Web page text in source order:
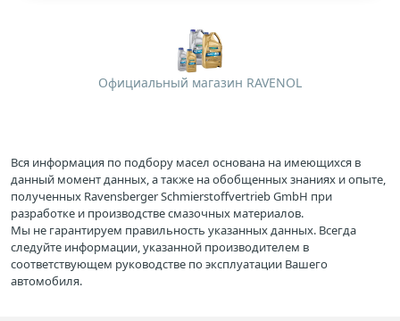
Официальный магазин RAVENOL
Вся информация по подбору масел основана на имеющихся в
данный момент данных, а также на обобщенных знаниях и опыте,
полученных Ravensberger Schmierstoffvertrieb GmbH при
разработке и производстве смазочных материалов.
Мы не гарантируем правильность указанных данных. Всегда
следуйте информации, указанной производителем в
соответствующем руководстве по эксплуатации Вашего
автомобиля.